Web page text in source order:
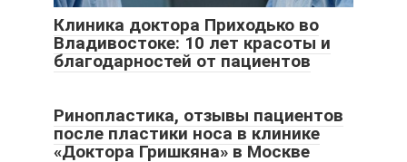
Клиника доктора Приходько во
Владивостоке: 10 лет красоты и
благодарностей от пациентов
Ринопластика, отзывы пациентов
после пластики носа в клинике
«Доктора Гришкяна» в Москве